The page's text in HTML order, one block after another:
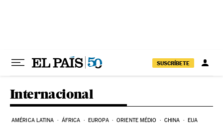
SUSCRÍBETE
Internacional
AMÉRICA LATINA ÁFRICA EUROPA ORIENTE MÉDIO CHINA EUA